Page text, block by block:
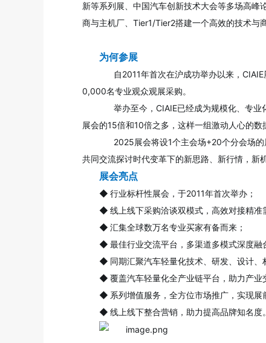
新等系列展、中国汽车创新技术大会等多场高
商与主机厂、Tier1/Tier2搭建一个高效的技术与
为何参展
自2011年首次在沪成功举办以来，CIAIE
0,000名专业观众观展采购。
举办至今，CIAIE已经成为规模化、专业
展会的15倍和10倍之多，这样一组激动人心的数
2025展会将设1个主会场+20个分会场的
共同交流探讨时代变革下的新思路、新行情，新机
展会亮点
◆ 行业标杆性展会，于2011年首次举办；
◆ 线上线下采购洽谈双模式，高效对接精准
◆ 汇集全球数万名专业买家有备而来；
◆ 最佳行业交流平台，多渠道多模式深度融
◆ 同期汇聚汽车轻量化技术、研发、设计
◆ 覆盖汽车轻量化全产业链平台，助力产业
◆ 系列增值服务，全方位市场推广，实现展
◆ 线上线下整合营销，助力提高品牌知名度。